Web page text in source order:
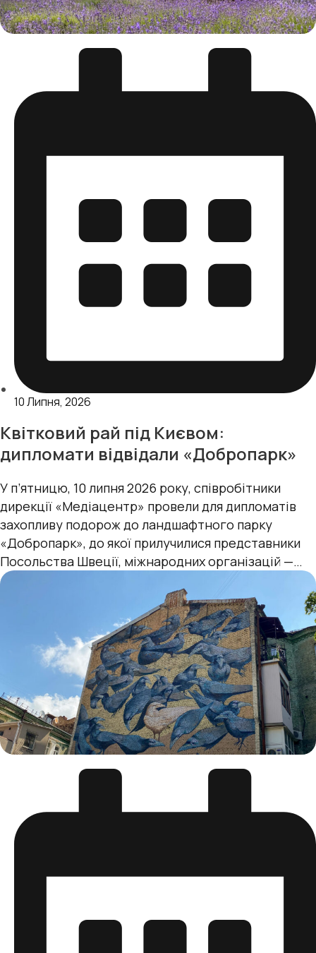
10 Липня, 2026
Квітковий рай під Києвом:
дипломати відвідали «Добропарк»
У п’ятницю, 10 липня 2026 року, cпівробітники
дирекції «Медіацентр» провели для дипломатів
захопливу подорож до ландшафтного парку
«Добропарк», до якої прилучилися представники
Посольства Швеції, міжнародних організацій —
Консультативної місії Європейського